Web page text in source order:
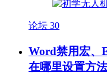
论坛 30
Word禁用宏、
在哪里设置方